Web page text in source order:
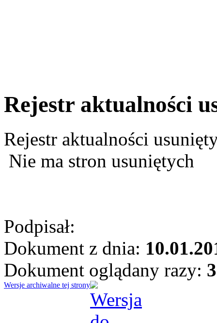
Rejestr aktualności
Rejestr aktualności
Nie ma stron usuniętych
Podpisał:
Dokument z dnia:
Dokument oglądany razy:
Wersje archiwalne tej strony